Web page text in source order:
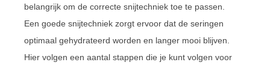
belangrijk om de correcte snijtechniek toe te passen.
Een goede snijtechniek zorgt ervoor dat de seringen
optimaal gehydrateerd worden en langer mooi blijven.
Hier volgen een aantal stappen die je kunt volgen voor